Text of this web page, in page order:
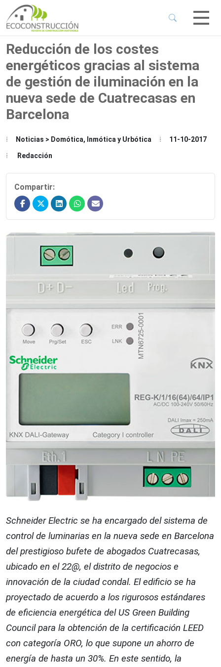
Menu
Menu
Menu
Reducción de los costes
energéticos gracias al sistema
de gestión de iluminación en la
nueva sede de Cuatrecasas en
Barcelona
Noticias > Domótica, Inmótica y Urbótica 11-10-2017
Redacción
Compartir:
Schneider Electric se ha encargado del sistema de
control de luminarias en la nueva sede en Barcelona
del prestigioso bufete de abogados Cuatrecasas,
ubicado en el 22@, el distrito de negocios e
innovación de la ciudad condal. El edificio se ha
proyectado de acuerdo a los rigurosos estándares
de eficiencia energética del US Green Building
Council para la obtención de la certificación LEED
con categoría ORO, lo que supone un ahorro de
energía de hasta un 30%. En este sentido, la